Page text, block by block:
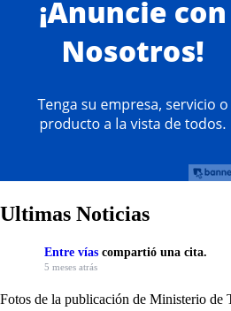
Ultimas Noticias
Entre vías compartió una cita.
5 meses atrás
Fotos de la publicación de Ministerio de